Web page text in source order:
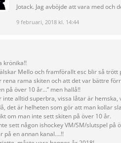
9 februari, 2018 kl. 14:44
Jotack. Jag avböjde att vara med och
krönika!!
älskar Mello och framförallt esc blir så
rena rama skiten och att det var bättre
på över 10 år…” men hallå!!
inte alltid superbra, vissa låtar är
det är helheten som gör att man kollar
om man inte sett skiten på över 10 år.
sett någon ishockey VM/SM/slutspel
på en annan kanal….!!